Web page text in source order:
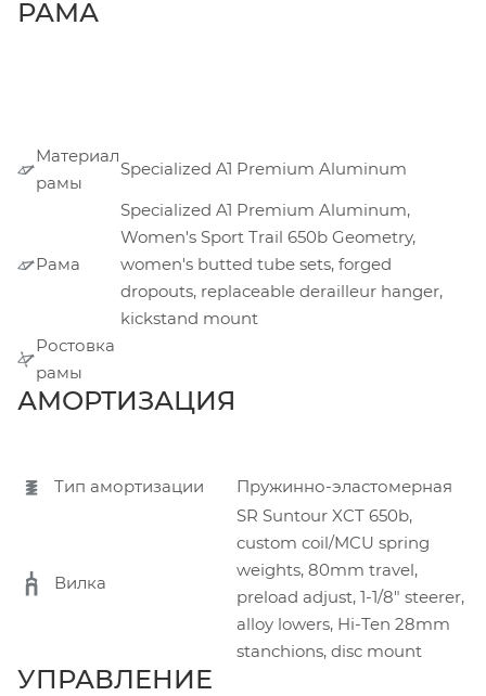
РАМА
Материал
рамы
Specialized A1 Premium Aluminum
Рама
Specialized A1 Premium Aluminum,
Women's Sport Trail 650b Geometry,
women's butted tube sets, forged
dropouts, replaceable derailleur hanger,
kickstand mount
Ростовка
рамы
АМОРТИЗАЦИЯ
Тип амортизации Пружинно-эластомерная
Вилка
SR Suntour XCT 650b,
custom coil/MCU spring
weights, 80mm travel,
preload adjust, 1-1/8" steerer,
alloy lowers, Hi-Ten 28mm
stanchions, disc mount
УПРАВЛЕНИЕ